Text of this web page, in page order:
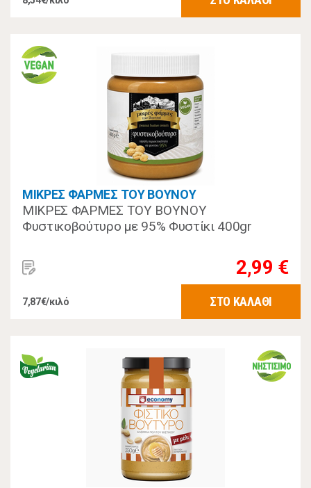
ΜΙΚΡΕΣ ΦΑΡΜΕΣ ΤΟΥ ΒΟΥΝΟΥ
ΜΙΚΡΕΣ ΦΑΡΜΕΣ ΤΟΥ ΒΟΥΝΟΥ
Φυστικοβούτυρο με 95% Φυστίκι 400gr
2,99 €
7,87€/κιλό ΣΤΟ ΚΑΛΑΘΙ